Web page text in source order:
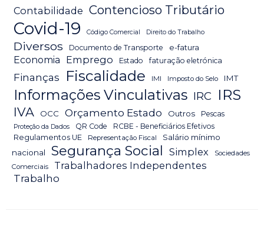
Contabilidade Contencioso Tributário
Covid-19 Código Comercial Direito do Trabalho
Diversos Documento de Transporte e-fatura
Economia Emprego Estado faturação eletrónica
Finanças Fiscalidade IMI Imposto do Selo IMT
Informações Vinculativas IRC IRS
IVA OCC Orçamento Estado Outros Pescas
Proteção da Dados QR Code
RCBE - Beneficiários Efetivos
Regulamentos UE
Representação Fiscal
Salário mínimo
nacional
Segurança Social Simplex
Sociedades
Comerciais
Trabalhadores Independentes
Trabalho